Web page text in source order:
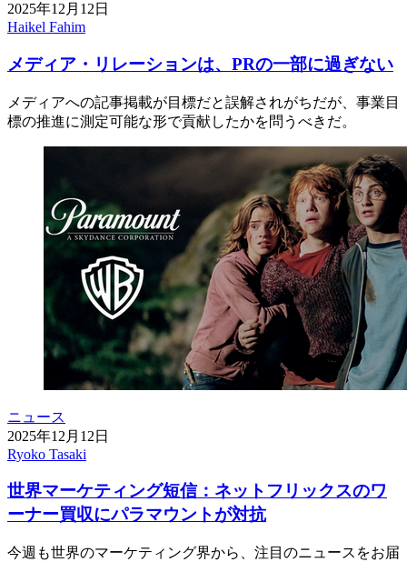
2025年12月12日
Haikel Fahim
メディア・リレーションは、PRの一部に過ぎない
メディアへの記事掲載が目標だと誤解されがちだが、事業目
標の推進に測定可能な形で貢献したかを問うべきだ。
ニュース
2025年12月12日
Ryoko Tasaki
世界マーケティング短信：ネットフリックスのワ
ーナー買収にパラマウントが対抗
今週も世界のマーケティング界から、注目のニュースをお届